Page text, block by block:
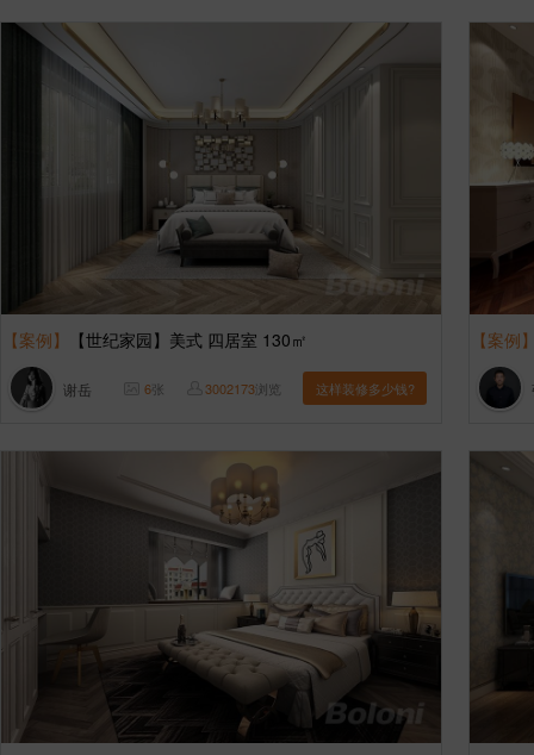
【案例】 【世纪家园】美式 四居室 130㎡
谢岳 6张 3002173浏览 这样装修多少钱?
【案例